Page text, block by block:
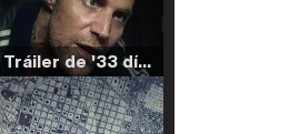
Tráiler de '33 días', la nueva serie de Atresplayer con Julián Villagrán y José Manuel Poga